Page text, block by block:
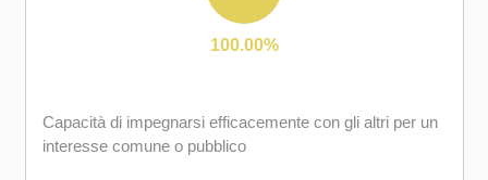
Capacità di comunicare e negoziare efficacemente con
Capacità di essere proattivi e lungimiranti
100.00%
Capacità di impegnarsi efficacemente con gli altri per un
interesse comune o pubblico